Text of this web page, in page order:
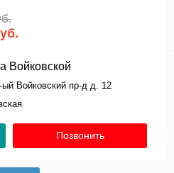
Войковской
Войковский пр-д д. 12
Позвонить